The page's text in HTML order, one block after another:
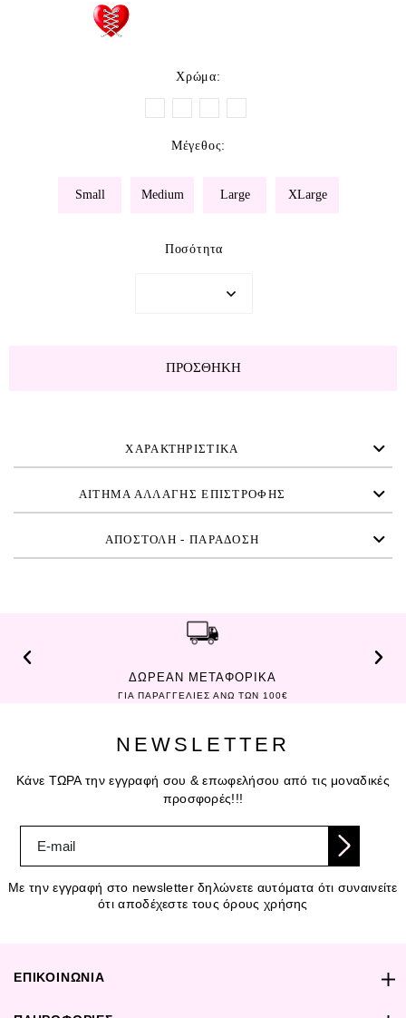
Χρώμα:
Μέγεθος:
Small Medium Large XLarge
Ποσότητα
ΠΡΟΣΘΉΚΗ
ΧΑΡΑΚΤΗΡΙΣΤΙΚΑ
ΑΙΤΗΜΑ ΑΛΛΑΓΗΣ ΕΠΙΣΤΡΟΦΗΣ
ΑΠΟΣΤΟΛΗ - ΠΑΡΑΔΟΣΗ
ΔΩΡΕΑΝ ΜΕΤΑΦΟΡΙΚΑ
ΓΙΑ ΠΑΡΑΓΓΕΛΙΕΣ ΑΝΩ ΤΩΝ 100€
NEWSLETTER
Κάνε ΤΩΡΑ την εγγραφή σου & επωφελήσου από τις μοναδικές
προσφορές!!!
Με την εγγραφή στο newsletter δηλώνετε αυτόματα ότι συναινείτε
ότι αποδέχεστε τους όρους χρήσης
ΕΠΙΚΟΙΝΩΝΙΑ